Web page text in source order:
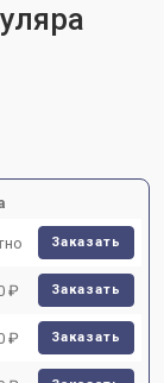
Заказать
₽ Заказать
₽ Заказать